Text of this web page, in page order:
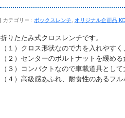
カテゴリー : ボックスレンチ オリジナル企画品
折りたたみ式クロスレンチです。
（１）クロス形状なので力を入れやす
（２）センターのボルトナットを緩め
（３）コンパクトなので車載道具として
（４）高級感あふれ、耐食性のあるフ